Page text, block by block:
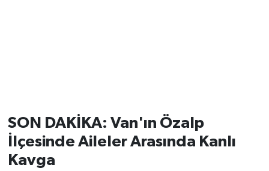
SON DAKİKA: Van'ın Özalp
İlçesinde Aileler Arasında Kanlı
Kavga